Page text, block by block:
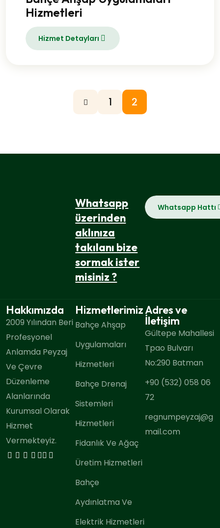
Hizmetleri
Hizmet Detayları
1 2
Whatsapp
üzerinden
aklınıza
takılanı bize
sormak ister
misiniz ?
Whatsapp Hattı
Hakkımızda
2009 Yılından Beri
Profesyonel
Anlamda Peyzaj
Ve Çevre
Düzenleme
Alanlarında
Kurumsal Olarak
Hizmet
Vermekteyiz.
Hizmetlerimiz
Bahçe Ahşap
Uygulamaları
Hizmetleri
Bahçe Drenaj
Sistemleri
Hizmetleri
Fidanlık Ve Ağaç
Üretim Hizmetleri
Bahçe
Aydınlatma Ve
Elektrik Hizmetleri
Adres ve
İletişim
Gültepe Mahallesi
Tpao Bulvarı
No:290 Batman
+90 (532) 058 06
72
regnumpeyzaj@g
mail.com